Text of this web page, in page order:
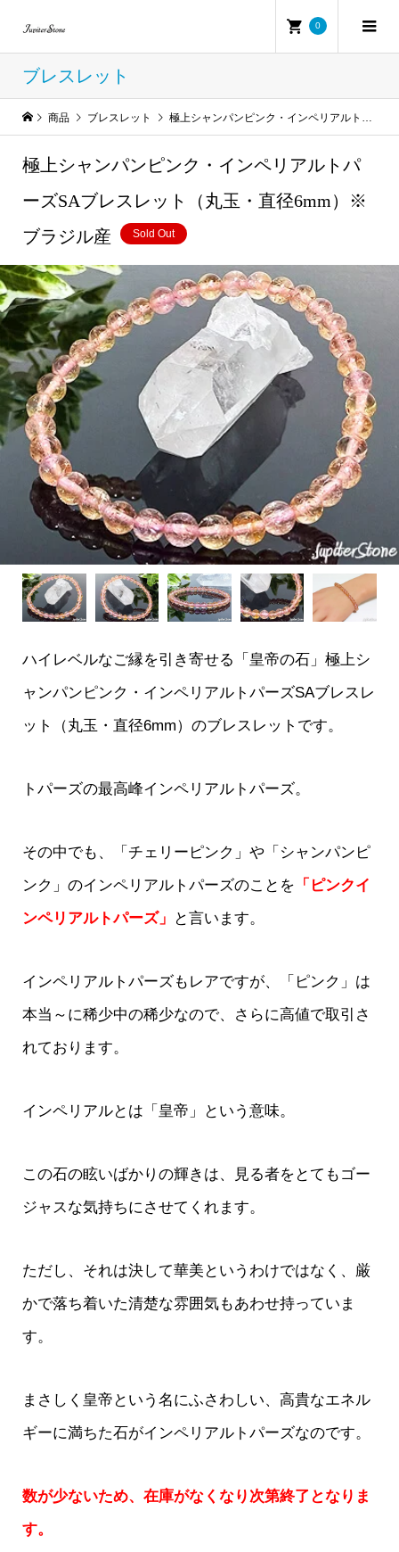
0
ブレスレット
商品 ブレスレット 極上シャンパンピンク・インペリアルトパーズSAブレスレット（丸玉・直径6mm）※ブラジル産
極上シャンパンピンク・インペリアルトパ
ーズSAブレスレット（丸玉・直径6mm）※
ブラジル産
Sold Out
ハイレベルなご縁を引き寄せる「皇帝の石」極上シ
ャンパンピンク・インペリアルトパーズSAブレスレ
ット（丸玉・直径6mm）のブレスレットです。
トパーズの最高峰インペリアルトパーズ。
その中でも、「チェリーピンク」や「シャンパンピ
ンク」のインペリアルトパーズのことを 「ピンクイ
ンペリアルトパーズ」
と言います。
インペリアルトパーズもレアですが、「ピンク」は
本当～に稀少中の稀少なので、さらに高値で取引さ
れております。
インペリアルとは「皇帝」という意味。
この石の眩いばかりの輝きは、見る者をとてもゴー
ジャスな気持ちにさせてくれます。
ただし、それは決して華美というわけではなく、厳
かで落ち着いた清楚な雰囲気もあわせ持っていま
す。
まさしく皇帝という名にふさわしい、高貴なエネル
ギーに満ちた石がインペリアルトパーズなのです。
数が少ないため、在庫がなくなり次第終了となりま
す。